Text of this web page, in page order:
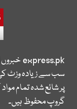
express.pk
سب سے زیادہ وزٹ
پر شائع شدہ تمام
گروپ محفوظ ہیں۔